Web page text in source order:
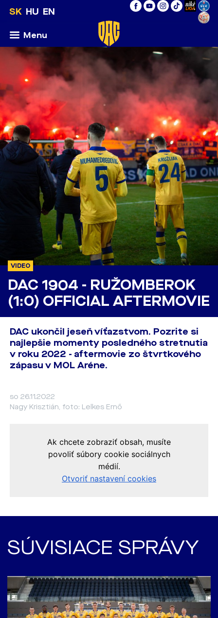
SK HU EN
Menu
VIDEO
DAC 1904 - RUŽOMBEROK
(1:0) OFFICIAL AFTERMOVIE
DAC ukončil jeseň víťazstvom. Pozrite si
najlepšie momenty posledného stretnutia
v roku 2022 - aftermovie zo štvrtkového
zápasu v MOL Aréne.
so 26.11.2022
Nagy Krisztián, foto: Lelkes Ernő
SÚVISIACE SPRÁVY